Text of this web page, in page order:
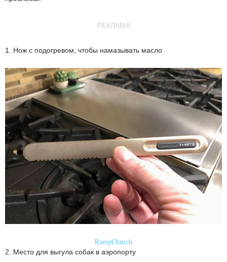
РЕКЛАМА
1. Нож с подогревом, чтобы намазывать масло
RampChurch
2. Место для выгула собак в аэропорту